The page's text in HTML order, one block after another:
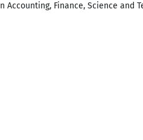
Finance, Science and